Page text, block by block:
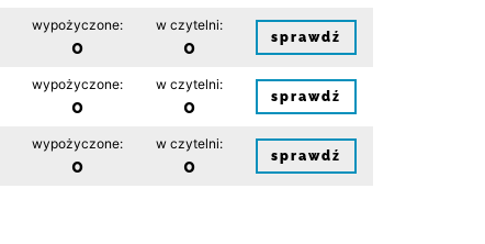
wypożyczone:
0
w czytelni:
0 sprawdź
wypożyczone:
0
w czytelni:
0 sprawdź
wypożyczone:
0
w czytelni:
0 sprawdź